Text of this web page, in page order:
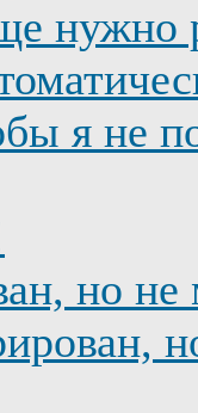
нужно
я не
но